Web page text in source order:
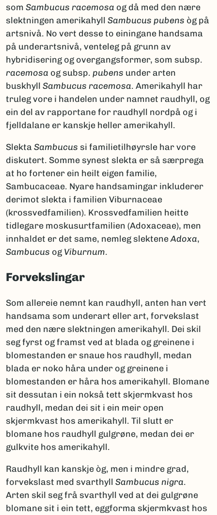
som Sambucus racemosa og då med den nære
slektningen amerikahyll Sambucus pubens òg på
artsnivå. No vert desse to einingane handsama
på underartsnivå, venteleg på grunn av
hybridisering og overgangsformer, som subsp.
racemosa og subsp. pubens under arten
buskhyll Sambucus racemosa. Amerikahyll har
truleg vore i handelen under namnet raudhyll, og
ein del av rapportane for raudhyll nordpå og i
fjelldalane er kanskje heller amerikahyll.
Slekta Sambucus si familietilhøyrsle har vore
diskutert. Somme synest slekta er så særprega
at ho fortener ein heilt eigen familie,
Sambucaceae. Nyare handsamingar inkluderer
derimot slekta i familien Viburnaceae
(krossvedfamilien). Krossvedfamilien heitte
tidlegare moskusurtfamilien (Adoxaceae), men
innhaldet er det same, nemleg slekteneAdoxa,
Sambucus og Viburnum.
Forvekslingar
Som allereie nemnt kan raudhyll, anten han vert
handsama som underart eller art, forvekslast
med den nære slektningen amerikahyll. Dei skil
seg fyrst og framst ved at blada og greinene i
blomestanden er snaue hos raudhyll, medan
blada er noko håra under og greinene i
blomestanden er håra hos amerikahyll. Blomane
sit dessutan i ein nokså tett skjermkvast hos
raudhyll, medan dei sit i ein meir open
skjermkvast hos amerikahyll. Til slutt er
blomane hos raudhyll gulgrøne, medan dei er
gulkvite hos amerikahyll.
Raudhyll kan kanskje òg, men i mindre grad,
forvekslast med svarthyll Sambucus nigra.
Arten skil seg frå svarthyll ved at dei gulgrøne
blomane sit i ein tett, eggforma skjermkvast hos